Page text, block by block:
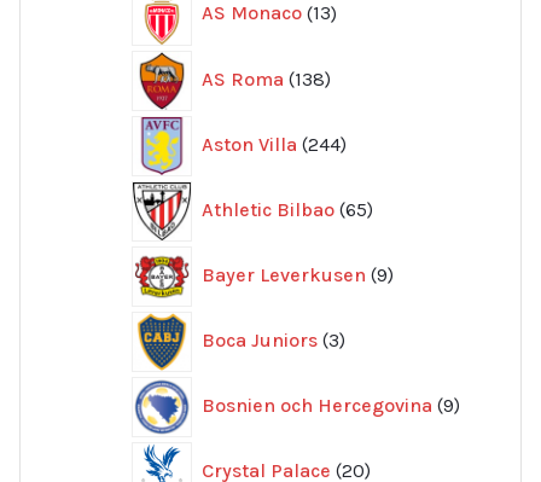
AS Monaco 13
produkter
AS Roma 138
produkter
Aston Villa 244
produkter
Athletic Bilbao 65
produkter
Bayer Leverkusen 9
produkter
Boca Juniors 3
produkter
Bosnien och Hercegovina 9
produkter
Crystal Palace 20